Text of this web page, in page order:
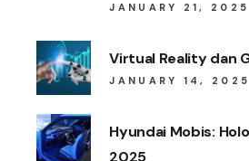
JANUARY 21, 2025
Virtual Reality dan
JANUARY 14, 2025
Hyundai Mobis: